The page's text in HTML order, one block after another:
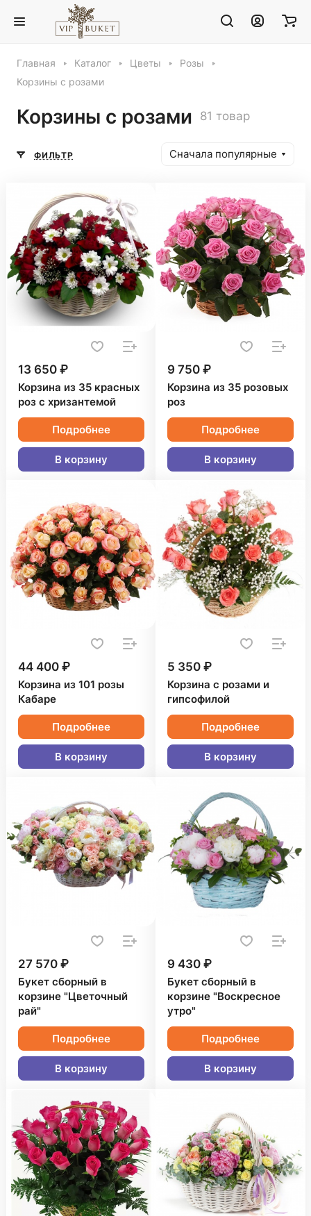
Главная Каталог Цветы
Розы
Корзины с розами
Корзины с розами 81 товар
ФИЛЬТР Сначала популярные
13 650 ₽
Корзина из 35 красных
роз с хризантемой
Подробнее
В корзину
9 750 ₽
Корзина из 35 розовых
роз
Подробнее
В корзину
44 400 ₽
Корзина из 101 розы
Кабаре
Подробнее
В корзину
5 350 ₽
Корзина с розами и
гипсофилой
Подробнее
В корзину
27 570 ₽
Букет сборный в
корзине "Цветочный
рай"
Подробнее
В корзину
9 430 ₽
Букет сборный в
корзине "Воскресное
утро"
Подробнее
В корзину